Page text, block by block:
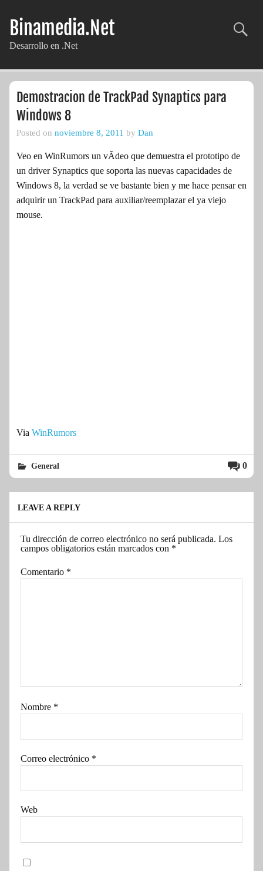
content
Binamedia.Net
Desarrollo en .Net
Demostracion de TrackPad Synaptics para
Windows 8
Posted on noviembre 8, 2011 by Dan
Veo en WinRumors un vÃ­deo que demuestra el prototipo de
un driver Synaptics que soporta las nuevas capacidades de
Windows 8, la verdad se ve bastante bien y me hace pensar en
adquirir un TrackPad para auxiliar/reemplazar el ya viejo
mouse.
Via WinRumors
0
General
LEAVE A REPLY
Tu dirección de correo electrónico no será publicada. Los
campos obligatorios están marcados con *
Comentario *
Nombre *
Correo electrónico *
Web